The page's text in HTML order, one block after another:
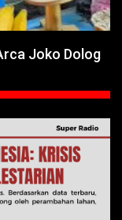
Joko Dolog